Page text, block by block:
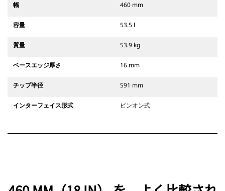
幅 460 mm
容量 53.5 l
質量 53.9 kg
ベースエッジ厚さ 16 mm
チップ半径 591 mm
インターフェイス形式 ピンオン式